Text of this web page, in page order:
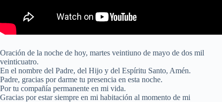
Oración de la noche de hoy, martes veintiuno de mayo de dos mil
veinticuatro.
En el nombre del Padre, del Hijo y del Espíritu Santo, Amén.
Padre, gracias por darme tu presencia en esta noche.
Por tu compañía permanente en mi vida.
Gracias por estar siempre en mi habitación al momento de mi